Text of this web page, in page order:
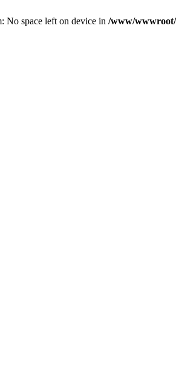
No space left on device in /www/